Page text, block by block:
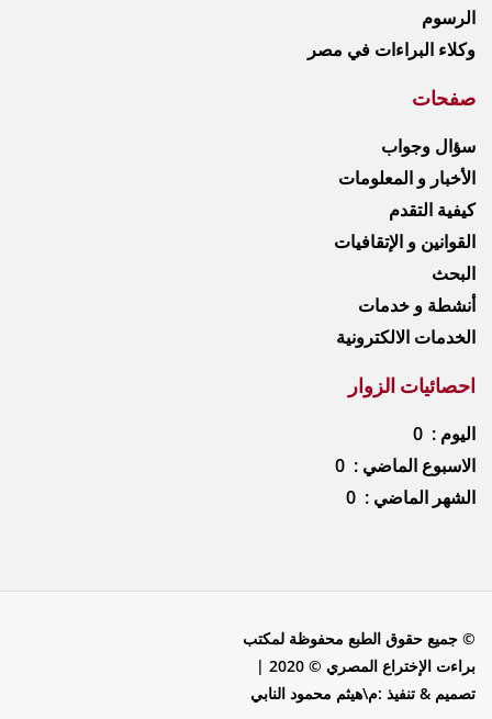
الرسوم
وكلاء البراءات في مصر
صفحات
سؤال وجواب
الأخبار و المعلومات
كيفية التقدم
القوانين و الإتقافيات
البحث
أنشطة و خدمات
الخدمات الالكترونية
احصائيات الزوار
اليوم : 0
الاسبوع الماضي : 0
الشهر الماضي : 0
© جميع حقوق الطبع محفوظة لمكتب
براءت الإختراع المصري © 2020 |
تصميم & تنفيذ :م\هيثم محمود النابي